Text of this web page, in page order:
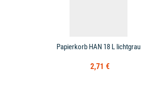
Papierkorb HAN 18 L lichtgrau
2,71 €